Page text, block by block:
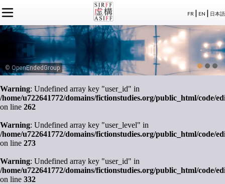
FR | EN | 日本語
L'ASSOCIATION
À PROPOS
ADHÉSION
ACTUALITÉS SIRFF
NOS CONGRÈS
SÉMINAIRES
ACTUALITÉS SUR LA FICTION
ÉVÉNEMENTS
MEMBRES
LE CONSEIL D’ADMINISTRATION
MEMBRES FONDATEURS
© OpenEndedGroup
Warning: Undefined array key "user_id" in
/home/u722641772/domains/fictionstudies.org/public_html/code/
on line 262
Warning: Undefined array key "user_level" in
/home/u722641772/domains/fictionstudies.org/public_html/code/
on line 273
Warning: Undefined array key "user_id" in
/home/u722641772/domains/fictionstudies.org/public_html/code/
on line 332